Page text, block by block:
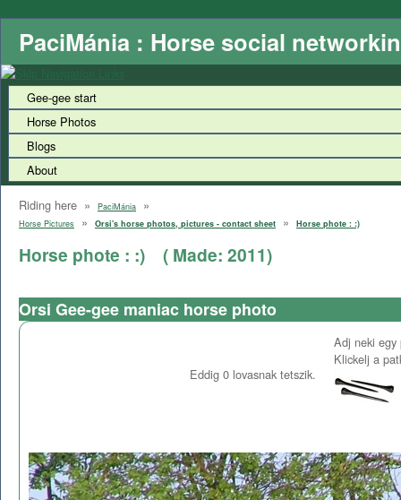
PaciMánia : Horse social
Gee-gee start
Horse Photos
Blogs
About
Riding here » PaciMánia »
Horse Pictures » Orsi's horse photos, pictures - contact sheet » Horse phote : :)
Horse phote : :) ( Made: 2011)
Orsi Gee-gee maniac horse photo
Eddig 0 lovasnak tetszik.
Adj neki
Klickelj a